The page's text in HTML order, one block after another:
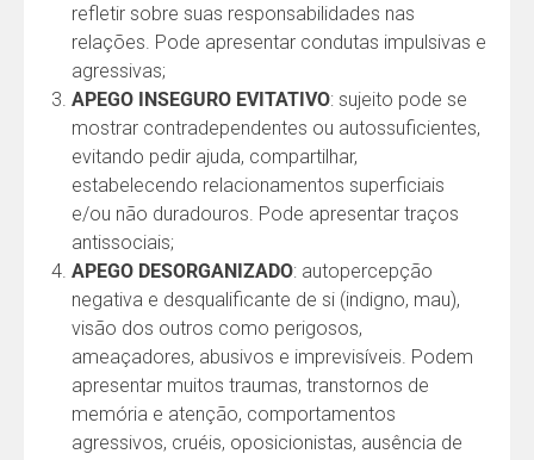
refletir sobre suas responsabilidades nas
relações. Pode apresentar condutas impulsivas e
agressivas;
APEGO INSEGURO EVITATIVO: sujeito pode se
mostrar contradependentes ou autossuficientes,
evitando pedir ajuda, compartilhar,
estabelecendo relacionamentos superficiais
e/ou não duradouros. Pode apresentar traços
antissociais;
APEGO DESORGANIZADO: autopercepção
negativa e desqualificante de si (indigno, mau),
visão dos outros como perigosos,
ameaçadores, abusivos e imprevisíveis. Podem
apresentar muitos traumas, transtornos de
memória e atenção, comportamentos
agressivos, cruéis, oposicionistas, ausência de